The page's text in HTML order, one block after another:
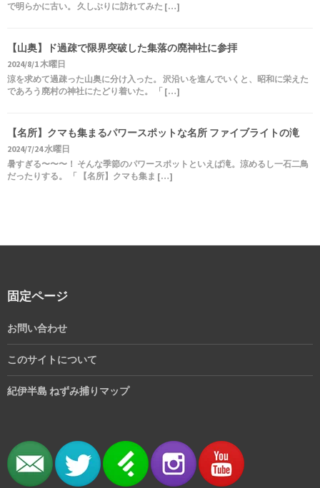
で明らかに古い。 久しぶりに訪れてみた […]
【山奥】ド過疎で限界突破した集落の廃神社に参拝
2024/8/1 木曜日
涼を求めて過疎った山奥に分け入った。 沢沿いを進んでいくと、昭和に栄えた
であろう廃村の神社にたどり着いた。 「 […]
【名所】クマも集まるパワースポットな名所 ファイブライトの滝
2024/7/24 水曜日
暑すぎる〜〜〜！ そんな季節のパワースポットといえば滝。涼めるし一石二鳥
だったりする。 「 【名所】クマも集ま […]
固定ページ
お問い合わせ
このサイトについて
紀伊半島 ねずみ捕りマップ